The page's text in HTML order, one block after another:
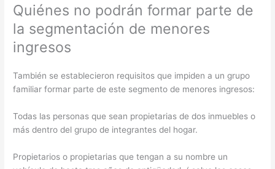
Quiénes no podrán formar parte de
la segmentación de menores
ingresos
También se establecieron requisitos que impiden a un grupo
familiar formar parte de este segmento de menores ingresos:
Todas las personas que sean propietarias de dos inmuebles o
más dentro del grupo de integrantes del hogar.
Propietarios o propietarias que tengan a su nombre un